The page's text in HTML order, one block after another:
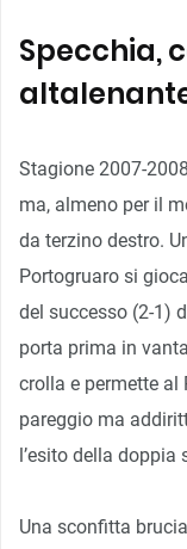
Specchia,
Stagione 2007-
ma, almeno per il
da terzino destro.
Portogruaro si
del successo (2-1)
porta prima in
crolla e permette al
pareggio ma
l’esito della doppia
Una sconfitta